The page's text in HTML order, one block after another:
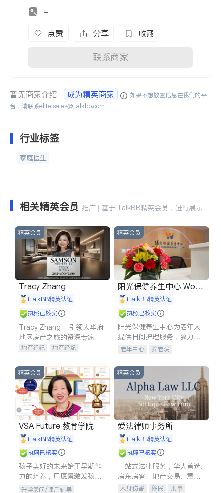
-
点赞 分享 收藏
联系商家
暂无商家介绍 成为精英商家
如果不想放置信息在我们的平
台，请联系elite.sales@italkbb.com
行业标签
家庭医生
相关精英会员 推广 | 基于iTalkBB精英会员，进行展示
精英会员
Tracy Zhang
iTalkBB精英认证
执照已核实
Tracy Zhang - 引领大华府
地区房产之旅的资深专家
地产经纪
地产经纪
商铺租售
开发商建商
精英会员
阳光保健养生中心 World
shine
iTalkBB精英认证
执照已核实
阳光保健养生中心为老年人
提供日间护理服务，致力于
通过持续的护理创新来有效
老年中心 养老院
精英会员
VSA Future 教育学院
iTalkBB精英认证
执照已核实
孩子美好的未来始于早期能
力的培养，用愿景激发孩子
的学习潜力和动力。理念：
升学顾问/课后辅导
精英会员
爱法律师事务所
iTalkBB精英认证
执照已核实
一站式法律服务，华人首选.
房东房客、地产交易、意外
伤害、车祸重伤、商业诉
人身伤害 移民
刑事